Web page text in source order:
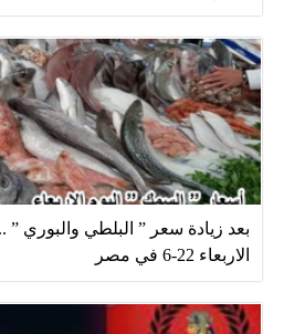
بعد زيادة سعر ” البلطي والبوري ”
الاربعاء 22-6 في مصر